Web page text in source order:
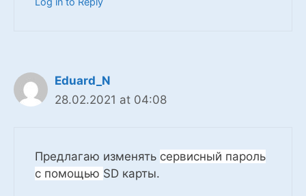
Eduard_N
28.02.2021 at 04:08
Предлагаю изменять сервисный пароль
с помощью SD карты.